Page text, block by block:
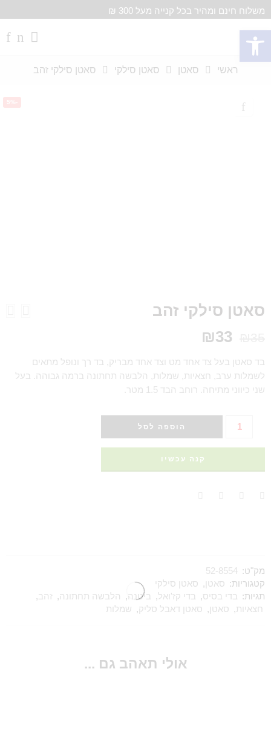
פתח סרגל נגישות
משלוח חינם ומהיר בכל קנייה מעל 300 ₪
ראשי סאטן סאטן סילקי סאטן סילקי זהב
-5%
סאטן סילקי זהב
₪33
בד סאטן בעל צד אחד מט וצד אחד מבריק, בד רך ונופל מתאים
לשמלות ערב, חצאיות, שמלות, הלבשה תחתונה ברמה גבוהה. בעל
שני כיווני מתיחה. רוחב הבד 1.5 מטר.
הוספה לסל
קנה עכשיו
מק"ט: 52-8554
קטגוריות: סאטן , סאטן סילקי
תגיות:
בדי בסיס, בדי קז'ואל, ביטנה, הלבשה תחתונה, זהב,
חצאיות, סאטן , סאטן דאבל סליק, שמלות
אולי תאהב גם ...